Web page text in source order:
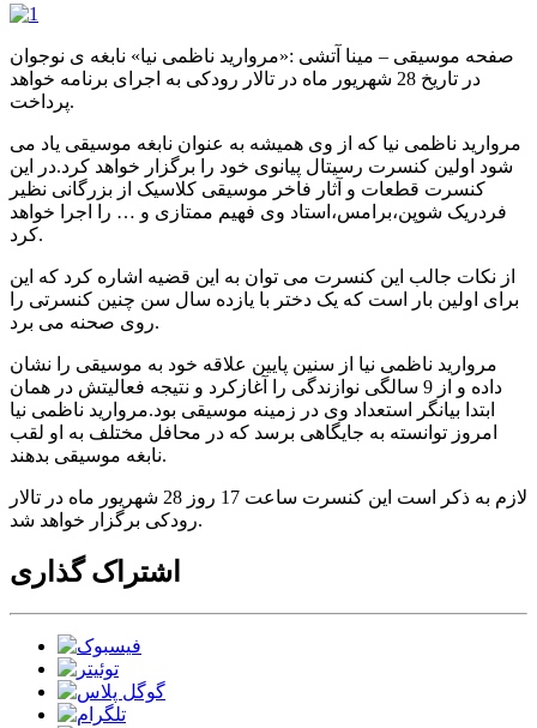
صفحه موسیقی – مینا آتشی :«مروارید ناظمی نیا» نابغه ی نوجوان
در تاریخ 28 شهریور ماه در تالار رودکی به اجرای برنامه خواهد
پرداخت.
مروارید ناظمی نیا که از وی همیشه به عنوان نابغه موسیقی یاد می
شود اولین کنسرت رسیتال پیانوی خود را برگزار خواهد کرد.در این
کنسرت قطعات و آثار فاخر موسیقی کلاسیک از بزرگانی نظیر
فردریک شوپن،برامس،استاد وی فهیم ممتازی و … را اجرا خواهد
کرد.
از نکات جالب این کنسرت می توان به این قضیه اشاره کرد که این
برای اولین بار است که یک دختر با یازده سال سن چنین کنسرتی را
روی صحنه می برد.
مروارید ناظمی نیا از سنین پایین علاقه خود به موسیقی را نشان
داده و از 9 سالگی نوازندگی را آغازکرد و نتیجه فعالیتش در همان
ابتدا بیانگر استعداد وی در زمینه موسیقی بود.مروارید ناظمی نیا
امروز توانسته به جایگاهی برسد که در محافل مختلف به او لقب
نابغه موسیقی بدهند.
لازم به ذکر است این کنسرت ساعت 17 روز 28 شهریور ماه در تالار
رودکی برگزار خواهد شد.
اشتراک گذاری